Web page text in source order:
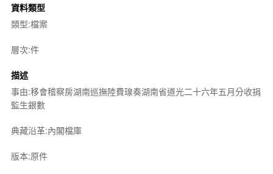
資料類型
類型:檔案
層次:件
描述
事由:移會稽察房湖南巡撫陸費瑔奏湖南省道光二十六年五月分收捐
監生銀數
典藏沿革:內閣檔庫
版本:原件